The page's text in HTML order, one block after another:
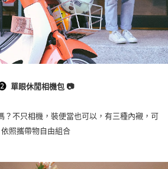
單眼休閒相機包 📷
？不只相機，裝便當也可以，有三種內襯，可
依照攜帶物自由組合